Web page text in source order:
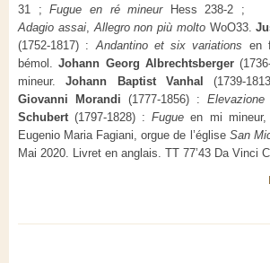
31 ;Fugue en ré mineurHess 238-2 ;
Adagio assai,Allegro non più moltoWoO33.
(1752-1817) :Andantino et six variations en
bémol.Johann Georg Albrechtsberger
mineur.Johann Baptist Vanhal (1739-
Giovanni Morandi (1777-1856) : Elevazione
Schubert(1797-1828) :Fugue en mi mineur,
Eugenio Maria Fagiani, orgue de l’église San
Mai 2020. Livret en anglais. TT 77’43 Da Vinci